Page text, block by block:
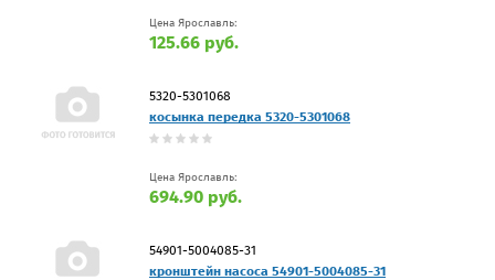
Цена Ярославль:
125.66 руб.
5320-5301068
косынка передка 5320-5301068
Цена Ярославль:
694.90 руб.
54901-5004085-31
кронштейн насоса 54901-5004085-31